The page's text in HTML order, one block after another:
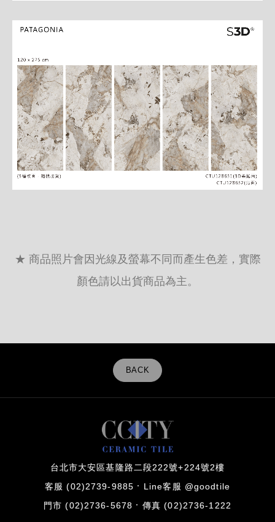
★ 商品照片會因光線及螢幕不同而產生色差，實際
顏色請以出貨商品為主。
BACK
台北市大安區基隆路二段222號+224號2樓
客服 (02)2739-9885 Line客服 @goodtile
門市 (02)2736-5678 傳真 (02)2736-1222